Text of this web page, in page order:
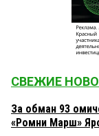
СВЕЖИЕ
За обман 93
«Ромни Марш»